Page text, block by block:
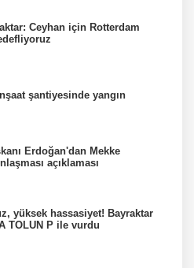
Ceyhan için Rotterdam
şantiyesinde yangın
Erdoğan'dan Mekke
açıklaması
yüksek hassasiyet! Bayraktar
TOLUN P ile vurdu